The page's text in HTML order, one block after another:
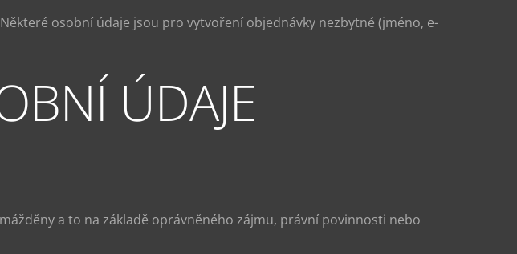
osobní údaje jsou pro vytvoření objednávky nezbytné (jméno, e-
ÚDAJE
a to na základě oprávněného zájmu, právní povinnosti nebo